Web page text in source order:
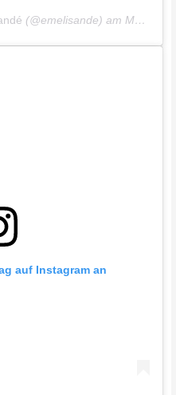
(@emelisande) am Mai 13, 2019 um 9:01 PDT
auf Instagram an